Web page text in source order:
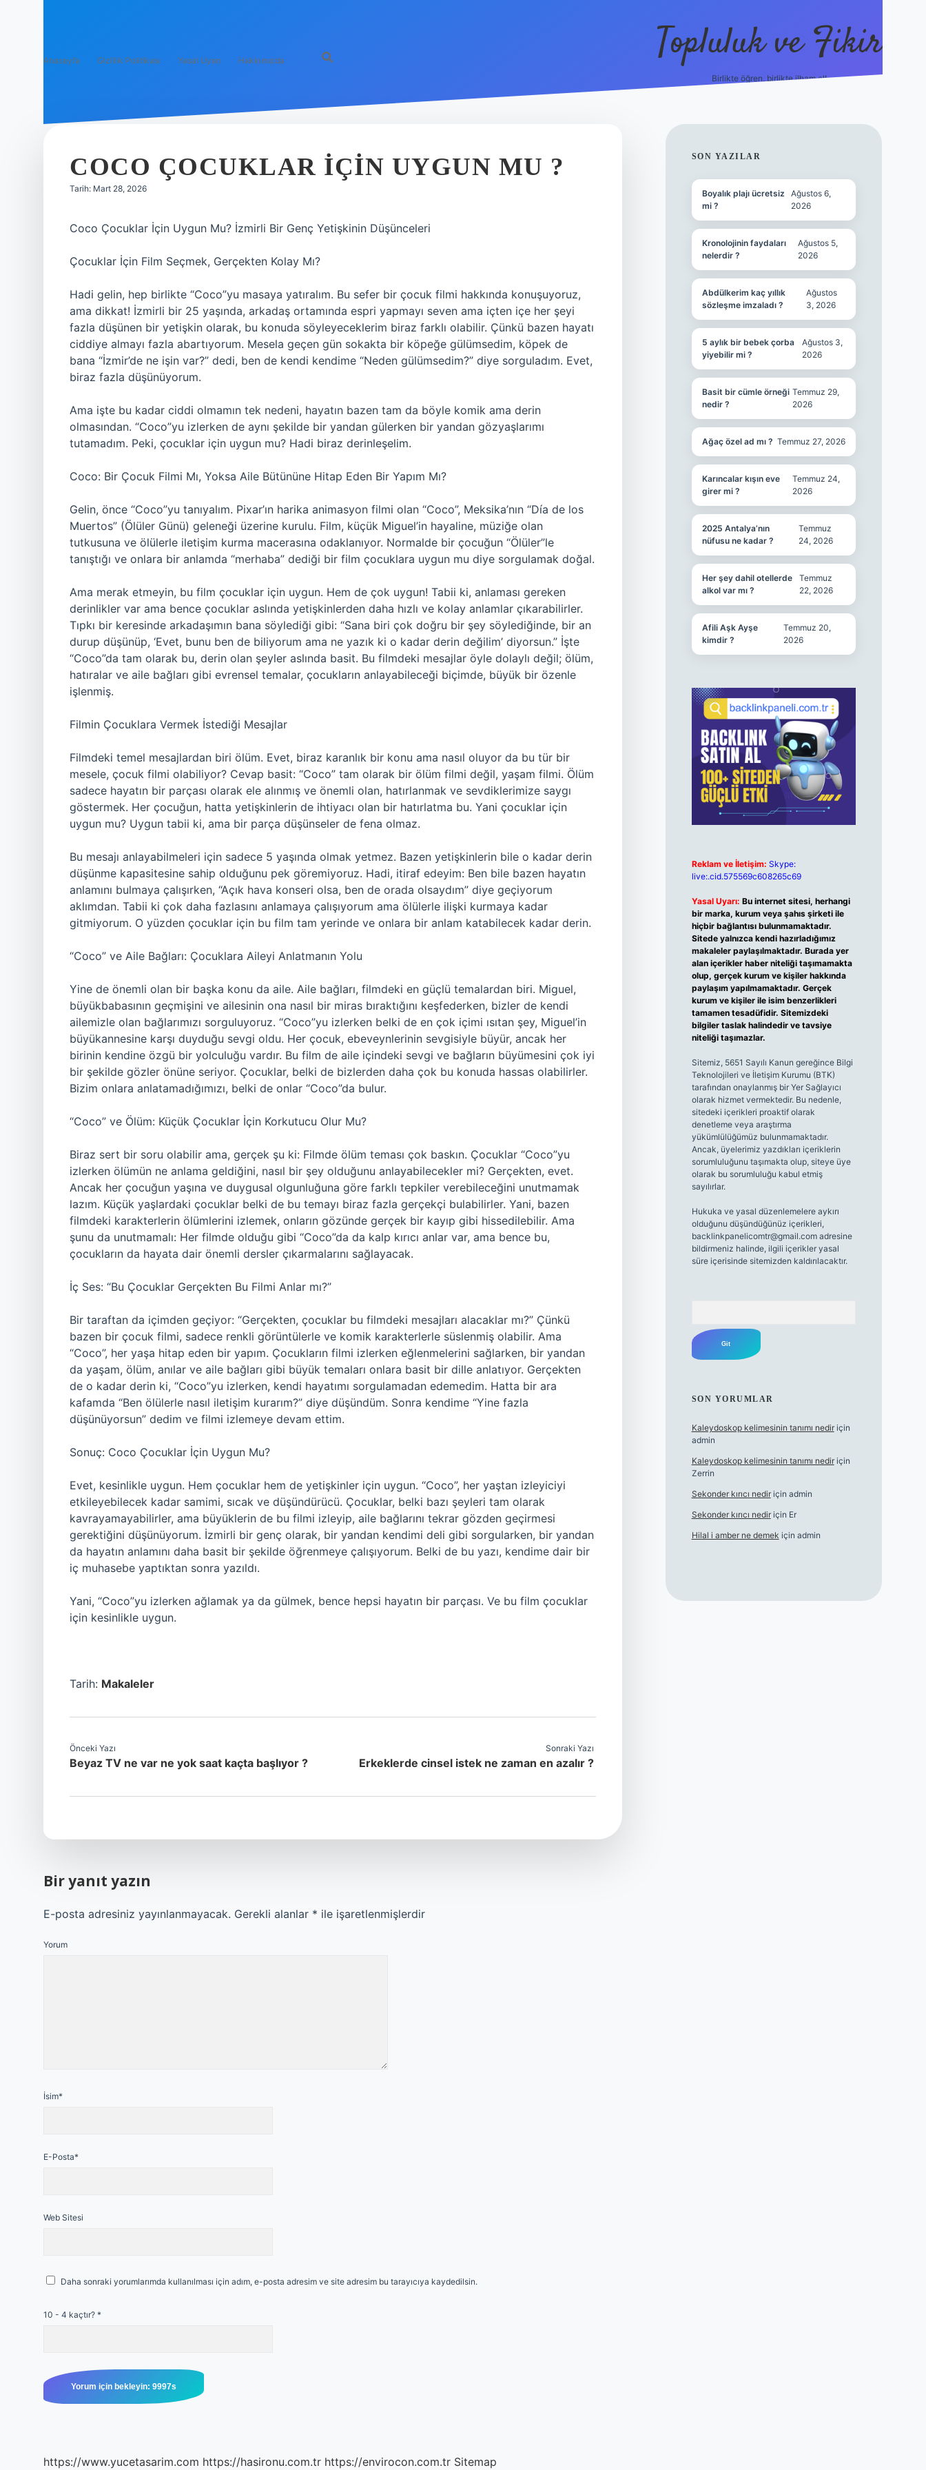
Anasayfa Gizlilik Politikası Yasal Uyarı Hakkımızda Topluluk ve Fikir
Birlikte öğren, birlikte ilham al!
COCO ÇOCUKLAR IÇIN UYGUN MU ?
Tarih: Mart 28, 2026
Coco Çocuklar İçin Uygun Mu? İzmirli Bir Genç Yetişkinin Düşünceleri
Çocuklar İçin Film Seçmek, Gerçekten Kolay Mı?
Hadi gelin, hep birlikte “Coco”yu masaya yatıralım. Bu sefer bir çocuk filmi hakkında konuşuyoruz,
ama dikkat! İzmirli bir 25 yaşında, arkadaş ortamında espri yapmayı seven ama içten içe her şeyi
fazla düşünen bir yetişkin olarak, bu konuda söyleyeceklerim biraz farklı olabilir. Çünkü bazen hayatı
ciddiye almayı fazla abartıyorum. Mesela geçen gün sokakta bir köpeğe gülümsedim, köpek de
bana “İzmir’de ne işin var?” dedi, ben de kendi kendime “Neden gülümsedim?” diye sorguladım. Evet,
biraz fazla düşünüyorum.
Ama işte bu kadar ciddi olmamın tek nedeni, hayatın bazen tam da böyle komik ama derin
olmasından. “Coco”yu izlerken de aynı şekilde bir yandan gülerken bir yandan gözyaşlarımı
tutamadım. Peki, çocuklar için uygun mu? Hadi biraz derinleşelim.
Coco: Bir Çocuk Filmi Mı, Yoksa Aile Bütününe Hitap Eden Bir Yapım Mı?
Gelin, önce “Coco”yu tanıyalım. Pixar’ın harika animasyon filmi olan “Coco”, Meksika’nın “Día de los
Muertos” (Ölüler Günü) geleneği üzerine kurulu. Film, küçük Miguel’in hayaline, müziğe olan
tutkusuna ve ölülerle iletişim kurma macerasına odaklanıyor. Normalde bir çocuğun “Ölüler”le
tanıştığı ve onlara bir anlamda “merhaba” dediği bir film çocuklara uygun mu diye sorgulamak doğal.
Ama merak etmeyin, bu film çocuklar için uygun. Hem de çok uygun! Tabii ki, anlaması gereken
derinlikler var ama bence çocuklar aslında yetişkinlerden daha hızlı ve kolay anlamlar çıkarabilirler.
Tıpkı bir keresinde arkadaşımın bana söylediği gibi: “Sana biri çok doğru bir şey söylediğinde, bir an
durup düşünüp, ‘Evet, bunu ben de biliyorum ama ne yazık ki o kadar derin değilim’ diyorsun.” İşte
“Coco”da tam olarak bu, derin olan şeyler aslında basit. Bu filmdeki mesajlar öyle dolaylı değil; ölüm,
hatıralar ve aile bağları gibi evrensel temalar, çocukların anlayabileceği biçimde, büyük bir özenle
işlenmiş.
Filmin Çocuklara Vermek İstediği Mesajlar
Filmdeki temel mesajlardan biri ölüm. Evet, biraz karanlık bir konu ama nasıl oluyor da bu tür bir
mesele, çocuk filmi olabiliyor? Cevap basit: “Coco” tam olarak bir ölüm filmi değil, yaşam filmi. Ölüm
sadece hayatın bir parçası olarak ele alınmış ve önemli olan, hatırlanmak ve sevdiklerimize saygı
göstermek. Her çocuğun, hatta yetişkinlerin de ihtiyacı olan bir hatırlatma bu. Yani çocuklar için
uygun mu? Uygun tabii ki, ama bir parça düşünseler de fena olmaz.
Bu mesajı anlayabilmeleri için sadece 5 yaşında olmak yetmez. Bazen yetişkinlerin bile o kadar derin
düşünme kapasitesine sahip olduğunu pek göremiyoruz. Hadi, itiraf edeyim: Ben bile bazen hayatın
anlamını bulmaya çalışırken, “Açık hava konseri olsa, ben de orada olsaydım” diye geçiyorum
aklımdan. Tabii ki çok daha fazlasını anlamaya çalışıyorum ama ölülerle ilişki kurmaya kadar
gitmiyorum. O yüzden çocuklar için bu film tam yerinde ve onlara bir anlam katabilecek kadar derin.
“Coco” ve Aile Bağları: Çocuklara Aileyi Anlatmanın Yolu
Yine de önemli olan bir başka konu da aile. Aile bağları, filmdeki en güçlü temalardan biri. Miguel,
büyükbabasının geçmişini ve ailesinin ona nasıl bir miras bıraktığını keşfederken, bizler de kendi
ailemizle olan bağlarımızı sorguluyoruz. “Coco”yu izlerken belki de en çok içimi ısıtan şey, Miguel’in
büyükannesine karşı duyduğu sevgi oldu. Her çocuk, ebeveynlerinin sevgisiyle büyür, ancak her
birinin kendine özgü bir yolculuğu vardır. Bu film de aile içindeki sevgi ve bağların büyümesini çok iyi
bir şekilde gözler önüne seriyor. Çocuklar, belki de bizlerden daha çok bu konuda hassas olabilirler.
Bizim onlara anlatamadığımızı, belki de onlar “Coco”da bulur.
“Coco” ve Ölüm: Küçük Çocuklar İçin Korkutucu Olur Mu?
Biraz sert bir soru olabilir ama, gerçek şu ki: Filmde ölüm teması çok baskın. Çocuklar “Coco”yu
izlerken ölümün ne anlama geldiğini, nasıl bir şey olduğunu anlayabilecekler mi? Gerçekten, evet.
Ancak her çocuğun yaşına ve duygusal olgunluğuna göre farklı tepkiler verebileceğini unutmamak
lazım. Küçük yaşlardaki çocuklar belki de bu temayı biraz fazla gerçekçi bulabilirler. Yani, bazen
filmdeki karakterlerin ölümlerini izlemek, onların gözünde gerçek bir kayıp gibi hissedilebilir. Ama
şunu da unutmamalı: Her filmde olduğu gibi “Coco”da da kalp kırıcı anlar var, ama bence bu,
çocukların da hayata dair önemli dersler çıkarmalarını sağlayacak.
İç Ses: “Bu Çocuklar Gerçekten Bu Filmi Anlar mı?”
Bir taraftan da içimden geçiyor: “Gerçekten, çocuklar bu filmdeki mesajları alacaklar mı?” Çünkü
bazen bir çocuk filmi, sadece renkli görüntülerle ve komik karakterlerle süslenmiş olabilir. Ama
“Coco”, her yaşa hitap eden bir yapım. Çocukların filmi izlerken eğlenmelerini sağlarken, bir yandan
da yaşam, ölüm, anılar ve aile bağları gibi büyük temaları onlara basit bir dille anlatıyor. Gerçekten
de o kadar derin ki, “Coco”yu izlerken, kendi hayatımı sorgulamadan edemedim. Hatta bir ara
kafamda “Ben ölülerle nasıl iletişim kurarım?” diye düşündüm. Sonra kendime “Yine fazla
düşünüyorsun” dedim ve filmi izlemeye devam ettim.
Sonuç: Coco Çocuklar İçin Uygun Mu?
Evet, kesinlikle uygun. Hem çocuklar hem de yetişkinler için uygun. “Coco”, her yaştan izleyiciyi
etkileyebilecek kadar samimi, sıcak ve düşündürücü. Çocuklar, belki bazı şeyleri tam olarak
kavrayamayabilirler, ama büyüklerin de bu filmi izleyip, aile bağlarını tekrar gözden geçirmesi
gerektiğini düşünüyorum. İzmirli bir genç olarak, bir yandan kendimi deli gibi sorgularken, bir yandan
da hayatın anlamını daha basit bir şekilde öğrenmeye çalışıyorum. Belki de bu yazı, kendime dair bir
iç muhasebe yaptıktan sonra yazıldı.
Yani, “Coco”yu izlerken ağlamak ya da gülmek, bence hepsi hayatın bir parçası. Ve bu film çocuklar
için kesinlikle uygun.
Tarih: Makaleler
Önceki Yazı
Beyaz TV ne var ne yok saat kaçta başlıyor ?
Sonraki Yazı
Erkeklerde cinsel istek ne zaman en azalır ?
Bir yanıt yazın
E-posta adresiniz yayınlanmayacak. Gerekli alanlar * ile işaretlenmişlerdir
Yorum
İsim*
E-Posta*
Web Sitesi
Daha sonraki yorumlarımda kullanılması için adım, e-posta adresim ve site adresim bu tarayıcıya kaydedilsin.
10 - 4 kaçtır? *
https://www.yucetasarim.com https://hasironu.com.tr https://envirocon.com.tr Sitemap
SIDEBAR
SON YAZILAR
Boyalık plajı ücretsiz
mi ?
Ağustos 6,
2026
Kronolojinin faydaları
nelerdir ?
Ağustos 5,
2026
Abdülkerim kaç yıllık
sözleşme imzaladı ?
Ağustos
3, 2026
5 aylık bir bebek çorba
yiyebilir mi ?
Ağustos 3,
2026
Basit bir cümle örneği
nedir ?
Temmuz 29,
2026
Ağaç özel ad mı ? Temmuz 27, 2026
Karıncalar kışın eve
girer mi ?
Temmuz 24,
2026
2025 Antalya’nın
nüfusu ne kadar ?
Temmuz
24, 2026
Her şey dahil otellerde
alkol var mı ?
Temmuz
22, 2026
Afili Aşk Ayşe
kimdir ?
Temmuz 20,
2026
Reklam ve İletişim: Skype:
live:.cid.575569c608265c69
Yasal Uyarı: Bu internet sitesi, herhangi
bir marka, kurum veya şahıs şirketi ile
hiçbir bağlantısı bulunmamaktadır.
Sitede yalnızca kendi hazırladığımız
makaleler paylaşılmaktadır. Burada yer
alan içerikler haber niteliği taşımamakta
olup, gerçek kurum ve kişiler hakkında
paylaşım yapılmamaktadır. Gerçek
kurum ve kişiler ile isim benzerlikleri
tamamen tesadüfidir. Sitemizdeki
bilgiler taslak halindedir ve tavsiye
niteliği taşımazlar.
Sitemiz, 5651 Sayılı Kanun gereğince Bilgi
Teknolojileri ve İletişim Kurumu (BTK)
tarafından onaylanmış bir Yer Sağlayıcı
olarak hizmet vermektedir. Bu nedenle,
sitedeki içerikleri proaktif olarak
denetleme veya araştırma
yükümlülüğümüz bulunmamaktadır.
Ancak, üyelerimiz yazdıkları içeriklerin
sorumluluğunu taşımakta olup, siteye üye
olarak bu sorumluluğu kabul etmiş
sayılırlar.
Hukuka ve yasal düzenlemelere aykırı
olduğunu düşündüğünüz içerikleri,
backlinkpanelicomtr@gmail.comadresine
bildirmeniz halinde, ilgili içerikler yasal
süre içerisinde sitemizden kaldırılacaktır.
SON YORUMLAR
Kaleydoskop kelimesinin tanımı nediriçin
admin
Kaleydoskop kelimesinin tanımı nediriçin
Zerrin
Sekonder kırıcı nediriçin admin
Sekonder kırıcı nediriçin Er
Hilal i amber ne demek için admin
tulipbetgiris.org